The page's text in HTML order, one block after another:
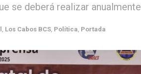
se deberá realizar anualmente
Los Cabos BCS Política Portada